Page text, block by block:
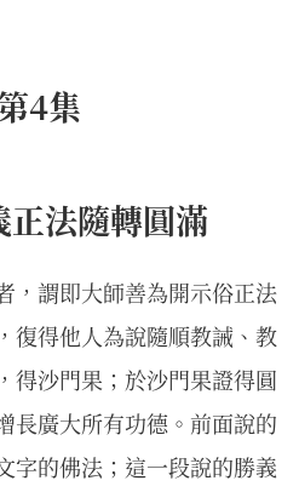
4集
法隨轉圓滿
，謂即大師善為開示俗正法
復得他人為說隨順教誡、教
得沙門果；於沙門果證得圓
長廣大所有功德。前面說的
字的佛法；這一段說的勝義